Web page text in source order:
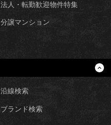
法人・転勤歓迎物件特集
分譲マンション
沿線検索
ブランド検索